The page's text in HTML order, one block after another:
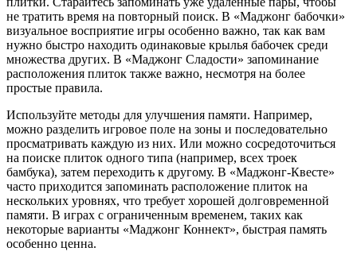
не тратить время на повторный поиск. В «Маджонг бабочки»
визуальное восприятие игры особенно важно, так как вам
нужно быстро находить одинаковые крылья бабочек среди
множества других. В «Маджонг Сладости» запоминание
расположения плиток также важно, несмотря на более
простые правила.
Используйте методы для улучшения памяти. Например,
можно разделить игровое поле на зоны и последовательно
просматривать каждую из них. Или можно сосредоточиться
на поиске плиток одного типа (например, всех троек
бамбука), затем переходить к другому. В «Маджонг-Квесте»
часто приходится запоминать расположение плиток на
нескольких уровнях, что требует хорошей долговременной
памяти. В играх с ограниченным временем, таких как
некоторые варианты «Маджонг Коннект», быстрая память
особенно ценна.